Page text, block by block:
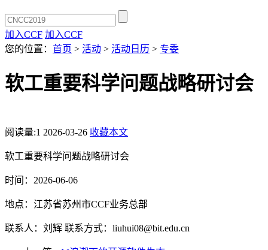
加入CCF 加入CCF
您的位置： 首页 > 活动 > 活动日历 > 专委
软工重要科学问题战略研讨会
阅读量:1 2026-03-26 收藏本文
软工重要科学问题战略研讨会
时间：2026-06-06
地点：江苏省苏州市CCF业务总部
联系人：刘辉 联系方式：liuhui08@bit.edu.cn